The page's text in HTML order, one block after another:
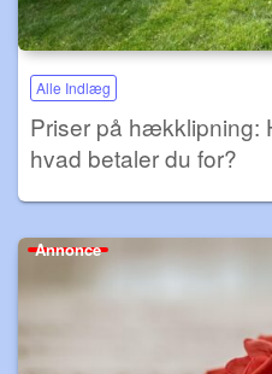
Alle Indlæg
Priser på hækklipning:
hvad betaler du for?
Annonce